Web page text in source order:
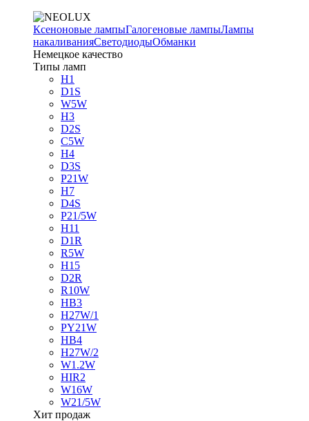
Ксеноновые лампыГалогеновые лампыЛампы
накаливанияСветодиодыОбманки
Немецкое качество
Типы ламп
H1
D1S
W5W
H3
D2S
C5W
H4
D3S
P21W
H7
D4S
P21/5W
H11
D1R
R5W
H15
D2R
R10W
HB3
H27W/1
PY21W
HB4
H27W/2
W1.2W
HIR2
W16W
W21/5W
Хит продаж